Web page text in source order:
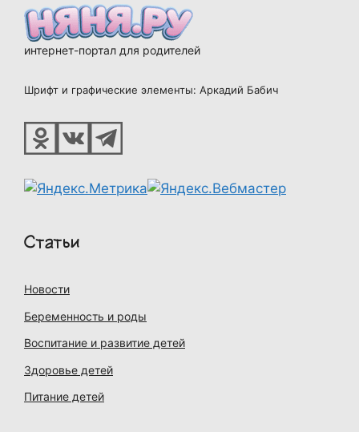
интернет-портал для родителей
Шрифт и графические элементы: Аркадий Бабич
Статьи
Новости
Беременность и роды
Воспитание и развитие детей
Здоровье детей
Питание детей